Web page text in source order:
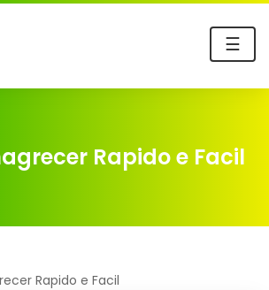
☰
Rapido e Facil
Rapido e Facil